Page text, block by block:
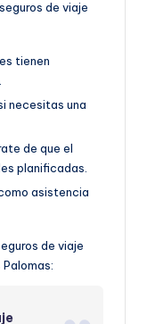
de viaje
tienen
necesitas una
de que el
planificadas.
asistencia
de viaje